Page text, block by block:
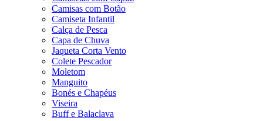
Camisas com Botão
Camiseta Infantil
Calça de Pesca
Capa de Chuva
Jaqueta Corta Vento
Colete Pescador
Moletom
Manguito
Bonés e Chapéus
Viseira
Buff e Balaclava